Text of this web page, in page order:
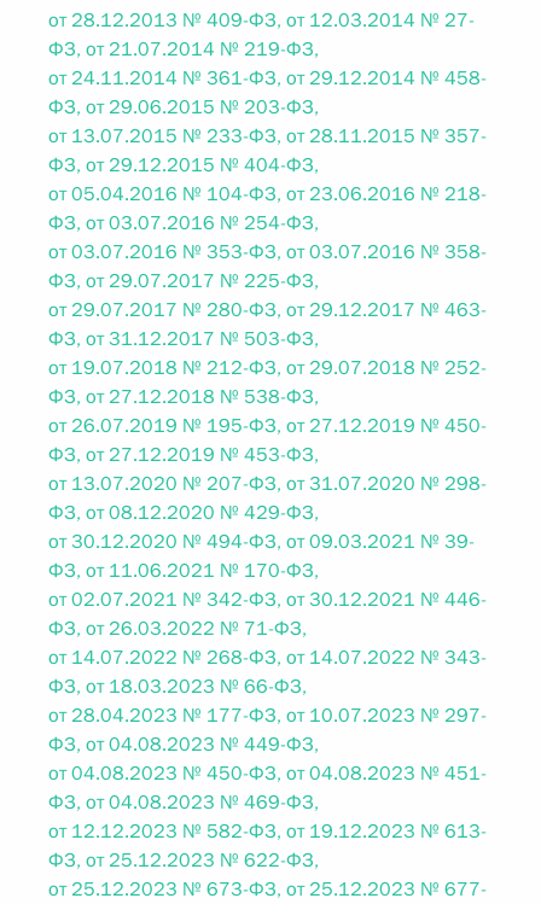
от 28.12.2013 № 409-ФЗ, от 12.03.2014 № 27-
ФЗ, от 21.07.2014 № 219-ФЗ,
от 24.11.2014 № 361-ФЗ, от 29.12.2014 № 458-
ФЗ, от 29.06.2015 № 203-ФЗ,
от 13.07.2015 № 233-ФЗ, от 28.11.2015 № 357-
ФЗ, от 29.12.2015 № 404-ФЗ,
от 05.04.2016 № 104-ФЗ, от 23.06.2016 № 218-
ФЗ, от 03.07.2016 № 254-ФЗ,
от 03.07.2016 № 353-ФЗ, от 03.07.2016 № 358-
ФЗ, от 29.07.2017 № 225-ФЗ,
от 29.07.2017 № 280-ФЗ, от 29.12.2017 № 463-
ФЗ, от 31.12.2017 № 503-ФЗ,
от 19.07.2018 № 212-ФЗ, от 29.07.2018 № 252-
ФЗ, от 27.12.2018 № 538-ФЗ,
от 26.07.2019 № 195-ФЗ, от 27.12.2019 № 450-
ФЗ, от 27.12.2019 № 453-ФЗ,
от 13.07.2020 № 207-ФЗ, от 31.07.2020 № 298-
ФЗ, от 08.12.2020 № 429-ФЗ,
от 30.12.2020 № 494-ФЗ, от 09.03.2021 № 39-
ФЗ, от 11.06.2021 № 170-ФЗ,
от 02.07.2021 № 342-ФЗ, от 30.12.2021 № 446-
ФЗ, от 26.03.2022 № 71-ФЗ,
от 14.07.2022 № 268-ФЗ, от 14.07.2022 № 343-
ФЗ, от 18.03.2023 № 66-ФЗ,
от 28.04.2023 № 177-ФЗ, от 10.07.2023 № 297-
ФЗ, от 04.08.2023 № 449-ФЗ,
от 04.08.2023 № 450-ФЗ, от 04.08.2023 № 451-
ФЗ, от 04.08.2023 № 469-ФЗ,
от 12.12.2023 № 582-ФЗ, от 19.12.2023 № 613-
ФЗ, от 25.12.2023 № 622-ФЗ,
от 25.12.2023 № 673-ФЗ, от 25.12.2023 № 677-